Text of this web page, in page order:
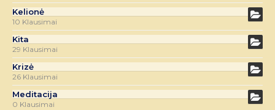
Kelionė
10 Klausimai
Kita
29 Klausimai
Krizė
26 Klausimai
Meditacija
0 Klausimai